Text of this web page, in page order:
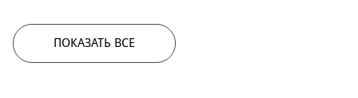
ПОКАЗАТЬ ВСЕ